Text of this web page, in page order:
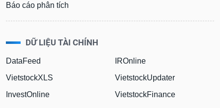
Báo cáo phân tích
DỮ LIỆU TÀI CHÍNH
DataFeed
VietstockXLS
InvestOnline
IROnline
VietstockUpdater
VietstockFinance